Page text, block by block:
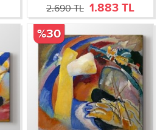
2.690 TL 1.883 TL
%30